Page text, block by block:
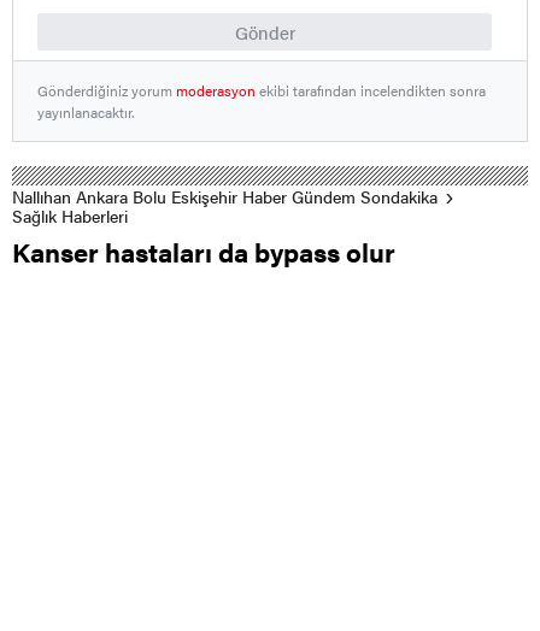
Gönder
Gönderdiğiniz yorummoderasyon ekibi tarafından incelendikten sonra
yayınlanacaktır.
Nallıhan Ankara Bolu Eskişehir Haber Gündem Sondakika
Sağlık Haberleri
Kanser hastaları da bypass olur